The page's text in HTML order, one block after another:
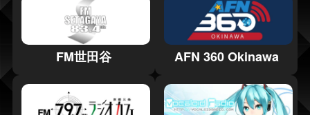
FM世田谷 AFN 360 Okinawa